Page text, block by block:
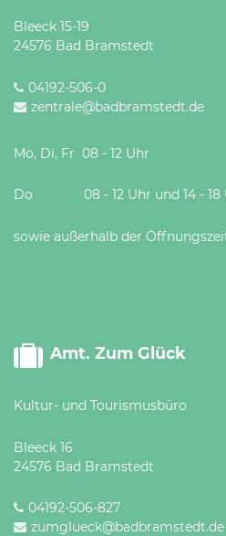
Bleeck 15-19
24576 Bad Bramstedt
04192-506-0
zentrale@badbramstedt.de
Mo, Di, Fr 08 - 12 Uhr
Do 08 - 12 Uhr und 14 - 18
sowie außerhalb der
Amt. Zum Glück
Kultur- und Tourismusbüro
Bleeck 16
24576 Bad Bramstedt
04192-506-827
zumglueck@badbramstedt.de